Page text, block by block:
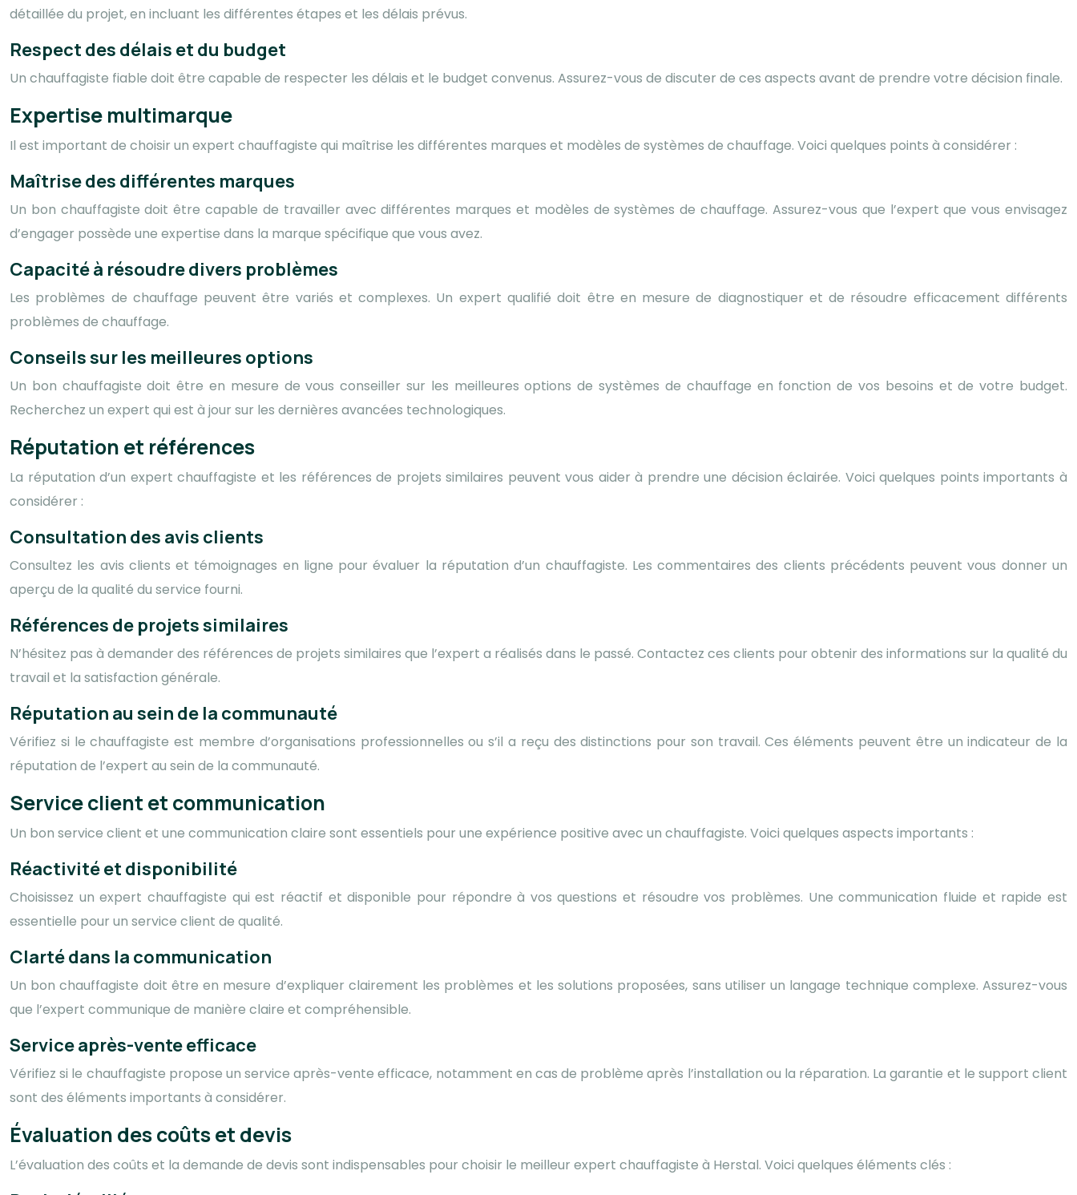
détaillée du projet, en incluant les différentes étapes et les délais prévus.
Respect des délais et du budget
Un chauffagiste fiable doit être capable de respecter les délais et le budget convenus. Assurez-vous de discuter de ces aspects avant de prendre votre décision finale.
Expertise multimarque
Il est important de choisir un expert chauffagiste qui maîtrise les différentes marques et modèles de systèmes de chauffage. Voici quelques points à considérer :
Maîtrise des différentes marques
Un bon chauffagiste doit être capable de travailler avec différentes marques et modèles de systèmes de chauffage. Assurez-vous que l’expert que vous envisagez
d’engager possède une expertise dans la marque spécifique que vous avez.
Capacité à résoudre divers problèmes
Les problèmes de chauffage peuvent être variés et complexes. Un expert qualifié doit être en mesure de diagnostiquer et de résoudre efficacement différents
problèmes de chauffage.
Conseils sur les meilleures options
Un bon chauffagiste doit être en mesure de vous conseiller sur les meilleures options de systèmes de chauffage en fonction de vos besoins et de votre budget.
Recherchez un expert qui est à jour sur les dernières avancées technologiques.
Réputation et références
La réputation d’un expert chauffagiste et les références de projets similaires peuvent vous aider à prendre une décision éclairée. Voici quelques points importants à
considérer :
Consultation des avis clients
Consultez les avis clients et témoignages en ligne pour évaluer la réputation d’un chauffagiste. Les commentaires des clients précédents peuvent vous donner un
aperçu de la qualité du service fourni.
Références de projets similaires
N’hésitez pas à demander des références de projets similaires que l’expert a réalisés dans le passé. Contactez ces clients pour obtenir des informations sur la qualité du
travail et la satisfaction générale.
Réputation au sein de la communauté
Vérifiez si le chauffagiste est membre d’organisations professionnelles ou s’il a reçu des distinctions pour son travail. Ces éléments peuvent être un indicateur de la
réputation de l’expert au sein de la communauté.
Service client et communication
Un bon service client et une communication claire sont essentiels pour une expérience positive avec un chauffagiste. Voici quelques aspects importants :
Réactivité et disponibilité
Choisissez un expert chauffagiste qui est réactif et disponible pour répondre à vos questions et résoudre vos problèmes. Une communication fluide et rapide est
essentielle pour un service client de qualité.
Clarté dans la communication
Un bon chauffagiste doit être en mesure d’expliquer clairement les problèmes et les solutions proposées, sans utiliser un langage technique complexe. Assurez-vous
que l’expert communique de manière claire et compréhensible.
Service après-vente efficace
Vérifiez si le chauffagiste propose un service après-vente efficace, notamment en cas de problème après l’installation ou la réparation. La garantie et le support client
sont des éléments importants à considérer.
Évaluation des coûts et devis
L’évaluation des coûts et la demande de devis sont indispensables pour choisir le meilleur expert chauffagiste à Herstal. Voici quelques éléments clés :